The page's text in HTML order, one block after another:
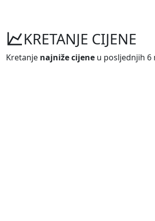
KRETANJE CIJENE
Kretanje najniže cijene u posljednjih 6